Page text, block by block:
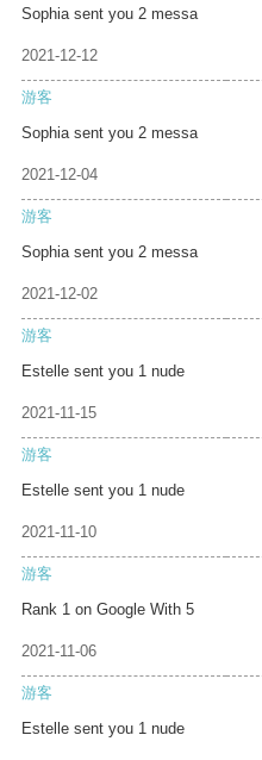
Sophia sent you 2 messa
2021-12-12
游客
Sophia sent you 2 messa
2021-12-04
游客
Sophia sent you 2 messa
2021-12-02
游客
Estelle sent you 1 nude
2021-11-15
游客
Estelle sent you 1 nude
2021-11-10
游客
Rank 1 on Google With 5
2021-11-06
游客
Estelle sent you 1 nude